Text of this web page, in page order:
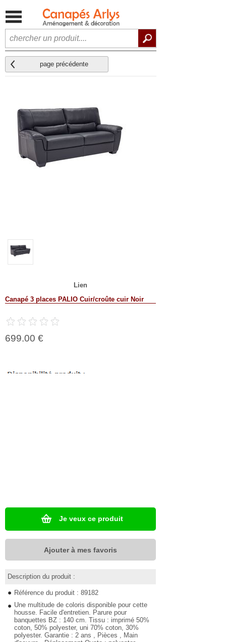
page précédente
Lien
Canapé 3 places PALIO Cuir/croûte cuir Noir
699.00 €
Je veux ce produit
Ajouter à mes favoris
Description du produit :
Référence du produit : 89182
Une multitude de coloris disponible pour cette
housse. Facile d'entretien. Parure pour
banquettes BZ : 140 cm. Tissu : imprimé 50%
coton, 50% polyester, uni 70% coton, 30%
polyester. Garantie : 2 ans , Pièces , Main